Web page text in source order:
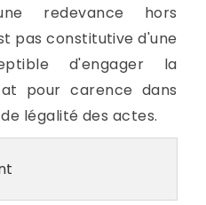
redevance hors
pas constitutive d'une
d'engager la
pour carence dans
légalité des actes.